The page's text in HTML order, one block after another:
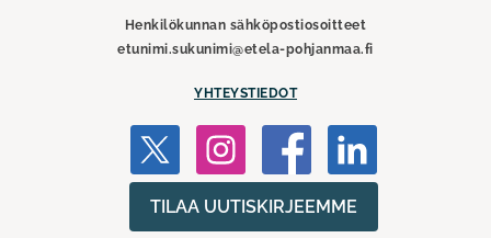
Henkilökunnan sähköpostiosoitteet
etunimi.sukunimi@etela-pohjanmaa.fi
YHTEYSTIEDOT
TILAA UUTISKIRJEEMME